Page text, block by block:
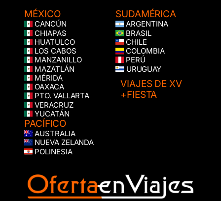
MÉXICO
CANCÚN
CHIAPAS
HUATULCO
LOS CABOS
MANZANILLO
MAZATLÁN
MÉRIDA
OAXACA
PTO. VALLARTA
VERACRUZ
YUCATÁN
PACÍFICO
AUSTRALIA
NUEVA ZELANDA
POLINESIA
SUDAMÉRICA
ARGENTINA
BRASIL
CHILE
COLOMBIA
PERÚ
URUGUAY
VIAJES DE XV
+FIESTA